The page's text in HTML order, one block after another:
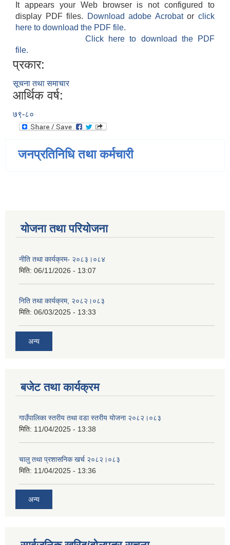
It appears your Web browser is not configured to
display PDF files.
Download adobe Acrobatorclick
here to download the PDF file.
Click here to download the PDF
file.
प्रकार:
सूचना तथा समाचार
आर्थिक वर्ष:
७९-८०
जनप्रतिनिधि तथा कर्मचारी
योजना तथा परियोजना
नीति तथा कार्यक्रम- २०८३।०८४
मिति: 06/11/2026 - 13:07
निति तथा कार्यक्रम, २०८२।०८३
मिति: 06/03/2025 - 13:33
अन्य
बजेट तथा कार्यक्रम
गाउँपालिका स्तरीय तथा वडा स्तरीय योजना २०८२।०८३
मिति: 11/04/2025 - 13:38
चालु तथा प्रशासनिक खर्च २०८२।०८३
मिति: 11/04/2025 - 13:36
अन्य